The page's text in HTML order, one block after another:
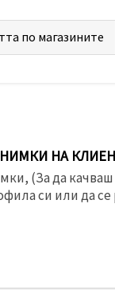
по магазините
НА
(За да
си или да